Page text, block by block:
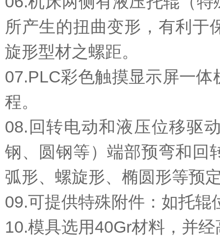
所产生的扭曲变形，有利于
旋形型材之螺距。
07.PLC彩色触摸显示屏一
程。
08.回转电动和液压位移驱
钢、圆钢等）端部预弯和回
弧形、螺旋形、椭圆形等预
09.可提供特殊附件：如托
10.模具选用40Gr材料，并